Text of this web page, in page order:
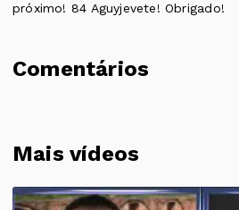
Mais vídeos
próximo! 84 Aguyjevete! Obrigado!
Comentários